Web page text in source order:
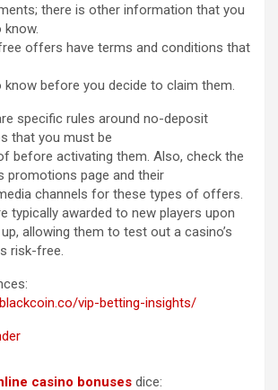
there is other information that you
know.
offers have terms and conditions that
know before you decide to claim them.
specific rules around no-deposit
that you must be
before activating them. Also, check the
promotions page and their
channels for these types of offers.
typically awarded to new players upon
allowing them to test out a casino’s
risk-free.
vip-betting-insights/
casino bonuses dice: